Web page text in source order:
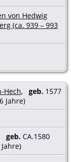
von Hedwig
(ca. 939 – 993
Hech, geb. 1577
Jahre)
geb. CA.1580